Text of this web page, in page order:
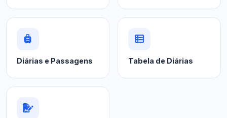
Diárias e Passagens Tabela de Diárias